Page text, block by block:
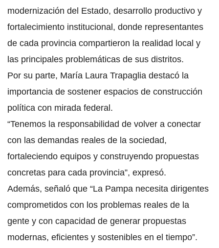
modernización del Estado, desarrollo productivo y
fortalecimiento institucional, donde representantes
de cada provincia compartieron la realidad local y
las principales problemáticas de sus distritos.
Por su parte, María Laura Trapaglia destacó la
importancia de sostener espacios de construcción
política con mirada federal.
“Tenemos la responsabilidad de volver a conectar
con las demandas reales de la sociedad,
fortaleciendo equipos y construyendo propuestas
concretas para cada provincia”, expresó.
Además, señaló que “La Pampa necesita dirigentes
comprometidos con los problemas reales de la
gente y con capacidad de generar propuestas
modernas, eficientes y sostenibles en el tiempo”.